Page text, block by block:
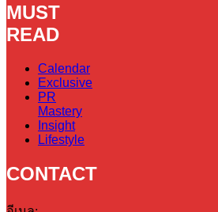
MUST
READ
Calendar
Exclusive
PR
Mastery
Insight
Lifestyle
CONTACT